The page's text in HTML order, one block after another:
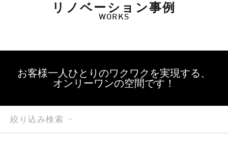
リノベーション事例
WORKS
お客様一人ひとりのワクワクを実現する、
オンリーワンの空間です！
絞り込み検索